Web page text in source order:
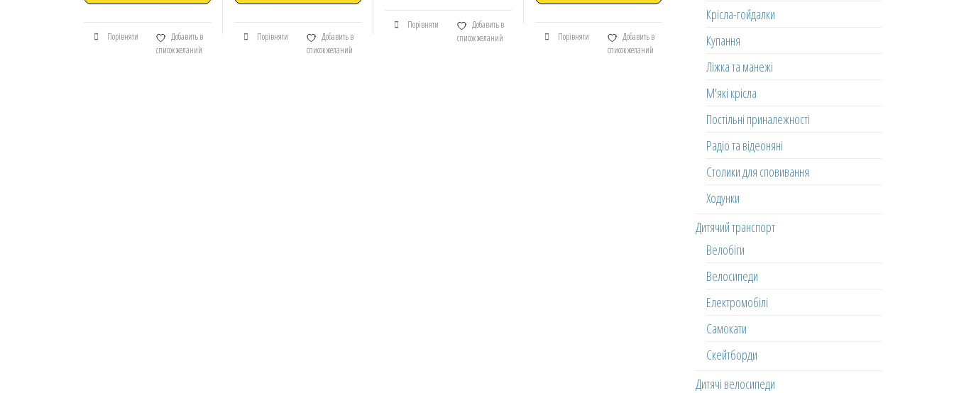
Порівняти
Добавить в
список желаний
Порівняти
Добавить в
список желаний
Порівняти
Добавить в
список желаний
Порівняти
Добавить в
список желаний
Крісла-гойдалки
Купання
Ліжка та манежі
М'які крісла
Постільні приналежності
Радіо та відеоняні
Столики для сповивання
Ходунки
Дитячий транспорт
Велобіги
Велосипеди
Електромобілі
Самокати
Скейтборди
Дитячі велосипеди